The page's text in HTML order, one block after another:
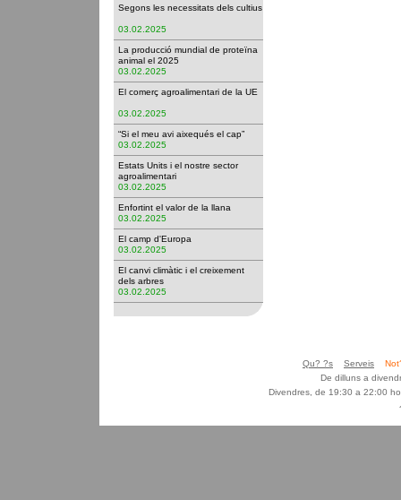
Segons les necessitats dels cultius
03.02.2025
La producció mundial de proteïna
animal el 2025
03.02.2025
El comerç agroalimentari de la UE
03.02.2025
“Si el meu avi aixequés el cap”
03.02.2025
Estats Units i el nostre sector
agroalimentari
03.02.2025
Enfortint el valor de la llana
03.02.2025
El camp d'Europa
03.02.2025
El canvi climàtic i el creixement
dels arbres
03.02.2025
Qu? ?s Serveis
De dilluns a
Divendres, de 19:30 a 22:00